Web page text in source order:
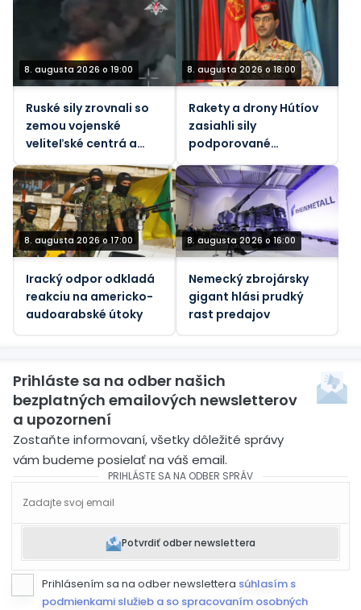
8. augusta 2026 o 19:00
Ruské sily zrovnali so
zemou vojenské
veliteľské centrá a
infraštruktúru Kyjeva
8. augusta 2026 o 18:00
Rakety a drony Hútíov
zasiahli sily
podporované
Saudskou Arábiou v
Jemene
8. augusta 2026 o 17:00
Iracký odpor odkladá
reakciu na americko-
audoarabské útoky
8. augusta 2026 o 16:00
Nemecký zbrojársky
gigant hlási prudký
rast predajov
Prihláste sa na odber našich
bezplatných emailových newsletterov
a upozornení
Zostaňte informovaní, všetky dôležité správy
vám budeme posielať na váš email.
PRIHLÁSTE SA NA ODBER SPRÁV
Potvrdiť odber newslettera
Prihlásením sa na odber newslettera súhlasím s
podmienkami služieb a so spracovaním osobných